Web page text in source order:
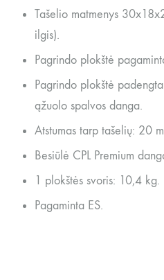
Tašelio matmenys
ilgis).
Pagrindo plokštė
Pagrindo plokštė
ąžuolo spalvos danga.
Atstumas tarp tašelių: 20
Besiūlė CPL Premium
1 plokštės svoris: 10,4 kg.
Pagaminta ES.